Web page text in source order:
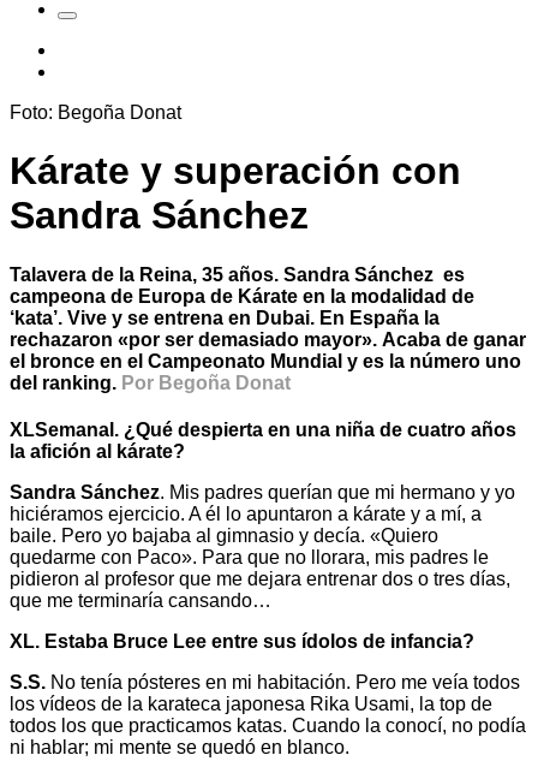
Foto: Begoña Donat
Kárate y superación con
Sandra Sánchez
Talavera de la Reina, 35 años. Sandra Sánchez es
campeona de Europa de Kárate en la modalidad de
‘kata’. Vive y se entrena en Dubai. En España la
rechazaron «por ser demasiado mayor». Acaba de ganar
el bronce en el Campeonato Mundial y es la número uno
del ranking. Por Begoña Donat
XLSemanal. ¿Qué despierta en una niña de cuatro años
la afición al kárate?
Sandra Sánchez. Mis padres querían que mi hermano y yo
hiciéramos ejercicio. A él lo apuntaron a kárate y a mí, a
baile. Pero yo bajaba al gimnasio y decía. «Quiero
quedarme con Paco». Para que no llorara, mis padres le
pidieron al profesor que me dejara entrenar dos o tres días,
que me terminaría cansando…
XL. Estaba Bruce Lee entre sus ídolos de infancia?
S.S. No tenía pósteres en mi habitación. Pero me veía todos
los vídeos de la karateca japonesa Rika Usami, la top de
todos los que practicamos katas. Cuando la conocí, no podía
ni hablar; mi mente se quedó en blanco.